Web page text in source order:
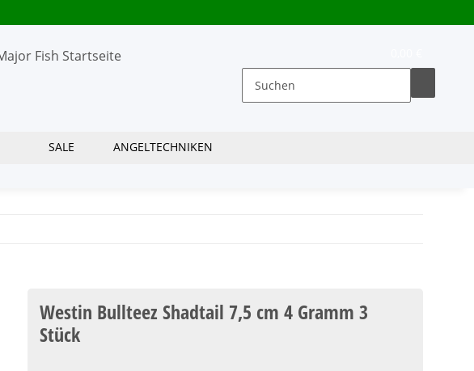
SALE ANGELTECHNIKEN
Westin Bullteez Shadtail 7,5 cm 4 Gramm 3
Stück